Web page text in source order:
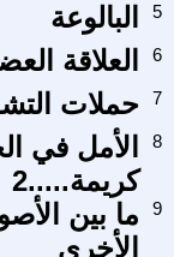
البالوعة 5
العلاقة 6
حملات 7
الأمل في
كريمة.....2
8
ما بين
الأخرى
9